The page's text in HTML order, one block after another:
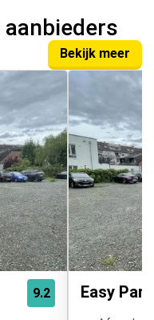
Bekijk meer
9.2 Easy